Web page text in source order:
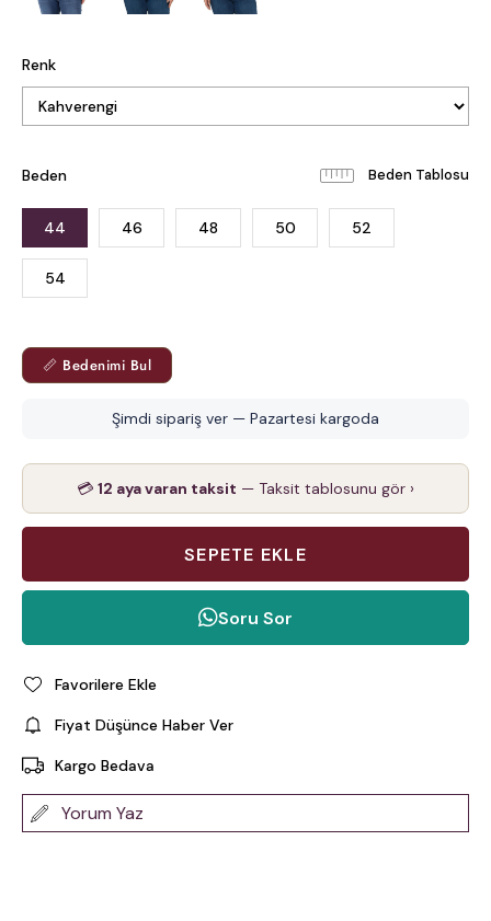
Renk
Beden Beden Tablosu
44 46 48 50 52
54
📏 Bedenimi Bul
Şimdi sipariş ver — Pazartesi kargoda
💳 12 aya varan taksit — Taksit tablosunu gör ›
Soru Sor
Favorilere Ekle
Fiyat Düşünce Haber Ver
Kargo Bedava
Yorum Yaz